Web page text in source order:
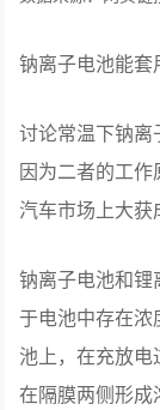
钠离子电池能套
讨论常温下钠离
因为二者的工
汽车市场上大获
钠离子电池和
于电池中存在
池上，在充放电
在隔膜两侧形